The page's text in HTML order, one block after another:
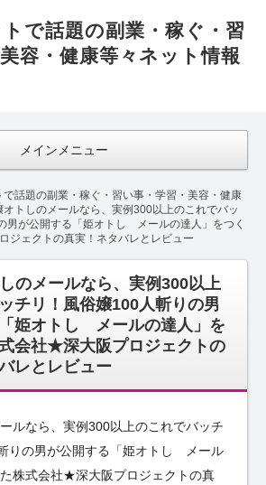
で話題の副業・稼ぐ・習
容・健康等々ネット情報
メインメニュー
で話題の副業・稼ぐ・習い事・学習・美容・健康
オトしのメールなら、実例300以上のこれでバッ
男が公開する「姫オトし メールの達人」をつく
ジェクトの真実！ネタバレとレビュー
のメールなら、実例300以上
チリ！風俗嬢100人斬りの男
姫オトし メールの達人」を
会社★深大阪プロジェクトの
レとレビュー
ルなら、実例300以上のこれでバッチ
りの男が公開する「姫オトし メール
株式会社★深大阪プロジェクトの真